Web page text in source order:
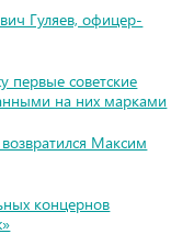
Гуляев, офицер-
первые советские
на них марками
Максим
концернов